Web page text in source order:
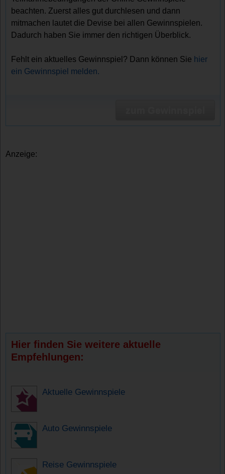
beachten. Zuerst alles gut durchlesen und dann
mitmachen lautet die Devise bei allen Gewinnspielen.
Dadurch haben Sie immer den richtigen Überblick.
Fehlt ein aktuelles Gewinnspiel? Dann können Sie hier
ein Gewinnspiel melden.
Anzeige:
Hier finden Sie weitere aktuelle
Empfehlungen:
Aktuelle Gewinnspiele
Auto Gewinnspiele
Reise Gewinnspiele